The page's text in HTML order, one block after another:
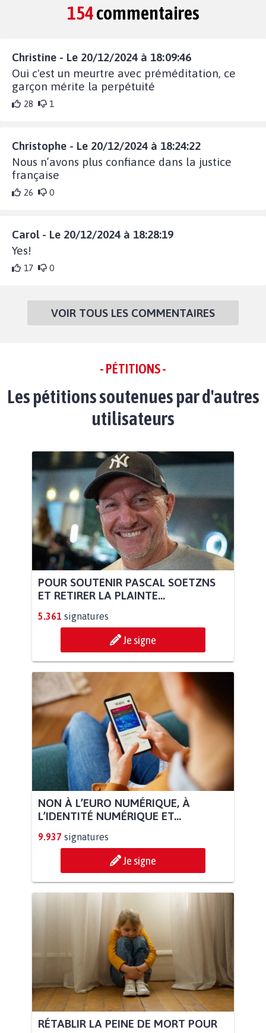
154commentaires
Christine - Le 20/12/2024 à 18:09:46
Oui c'est un meurtre avec préméditation, ce
garçon mérite la perpétuité
28 1
Christophe - Le 20/12/2024 à 18:24:22
Nous n’avons plus confiance dans la justice
française
26 0
Carol - Le 20/12/2024 à 18:28:19
Yes!
17 0
VOIR TOUS LES COMMENTAIRES
- PÉTITIONS -
Les pétitions soutenues par d'autres
utilisateurs
POUR SOUTENIR PASCAL SOETZNS
ET RETIRER LA PLAINTE...
5.361 signatures
Je signe
NON À L’EURO NUMÉRIQUE, À
L’IDENTITÉ NUMÉRIQUE ET...
9.937 signatures
Je signe
RÉTABLIR LA PEINE DE MORT POUR